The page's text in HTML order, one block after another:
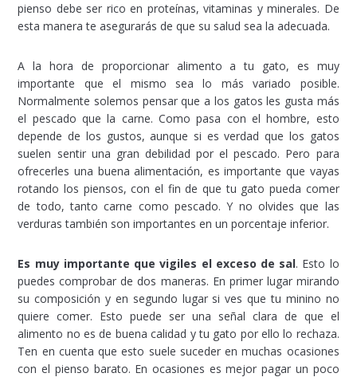
pienso debe ser rico en proteínas, vitaminas y minerales. De
esta manera te asegurarás de que su salud sea la adecuada.
A la hora de proporcionar alimento a tu gato, es muy
importante que el mismo sea lo más variado posible.
Normalmente solemos pensar que a los gatos les gusta más
el pescado que la carne. Como pasa con el hombre, esto
depende de los gustos, aunque si es verdad que los gatos
suelen sentir una gran debilidad por el pescado. Pero para
ofrecerles una buena alimentación, es importante que vayas
rotando los piensos, con el fin de que tu gato pueda comer
de todo, tanto carne como pescado. Y no olvides que las
verduras también son importantes en un porcentaje inferior.
Es muy importante que vigiles el exceso de sal. Esto lo
puedes comprobar de dos maneras. En primer lugar mirando
su composición y en segundo lugar si ves que tu minino no
quiere comer. Esto puede ser una señal clara de que el
alimento no es de buena calidad y tu gato por ello lo rechaza.
Ten en cuenta que esto suele suceder en muchas ocasiones
con el pienso barato. En ocasiones es mejor pagar un poco